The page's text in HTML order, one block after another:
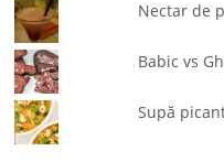
Nectar de
Babic vs
Supă